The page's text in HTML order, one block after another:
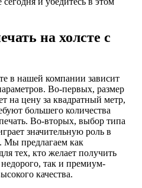
на холсте с
в нашей компании зависит
Во-первых, размер
на цену за квадратный метр,
большего количества
Во-вторых, выбор типа
значительную роль в
Мы предлагаем как
тех, кто желает получить
так и премиум-
качества.